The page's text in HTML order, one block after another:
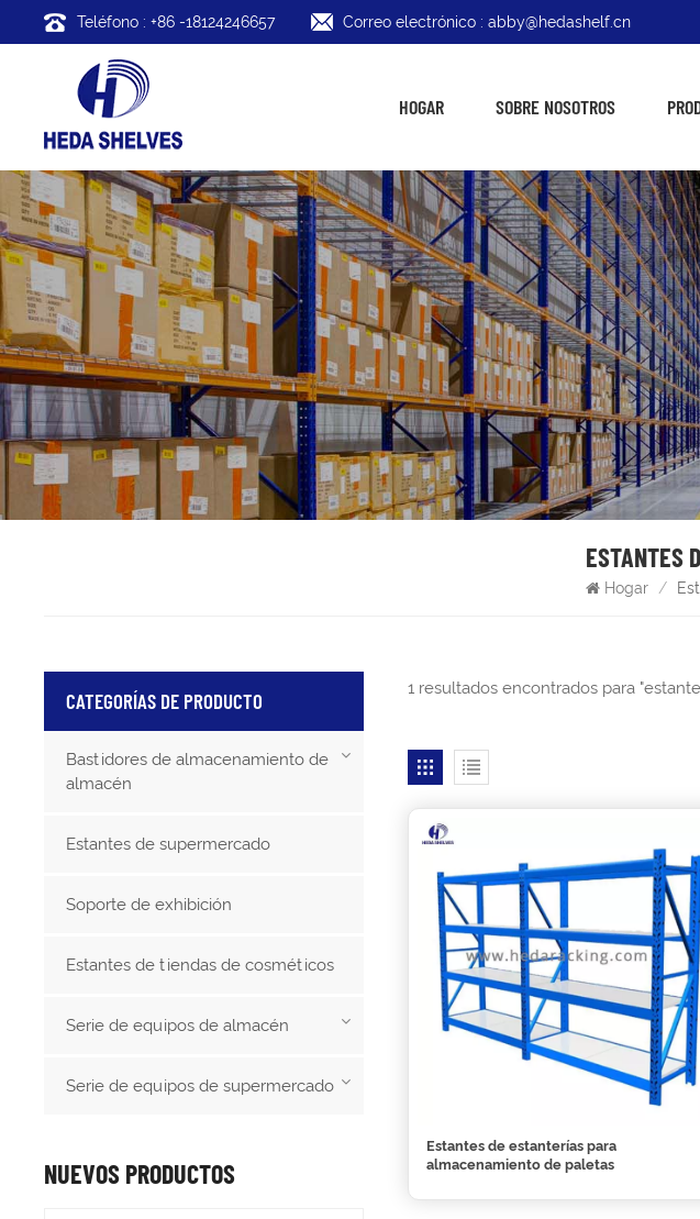
Teléfono : +86 -18124246657 Correo electrónico : abby@hedashelf.cn
HOGAR SOBRE NOSOTROS
ESTANTES
Hogar /
1 resultados encontrados para
Estantes de estanterías para
almacenamiento de paletas
CATEGORÍAS DE PRODUCTO
Bastidores de almacenamiento de
almacén
Estantes de supermercado
Soporte de exhibición
Estantes de tiendas de cosméticos
Serie de equipos de almacén
Serie de equipos de supermercado
NUEVOS PRODUCTOS